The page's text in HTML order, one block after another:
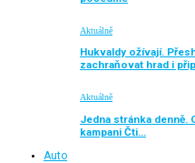
Aktuálně
Hukvaldy ožívají.
zachraňovat hrad i
Aktuálně
Jedna stránka denně.
kampani Čti…
Auto